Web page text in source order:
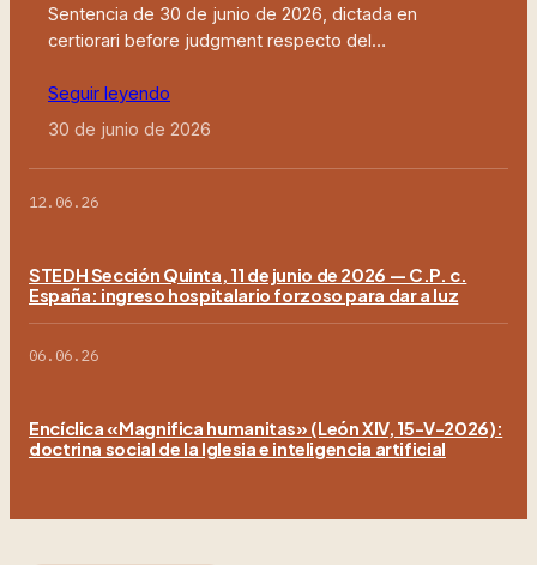
Sentencia de 30 de junio de 2026, dictada en
certiorari before judgment respecto del…
Seguir leyendo
30 de junio de 2026
12.06.26
STEDH Sección Quinta, 11 de junio de 2026 — C.P. c.
España: ingreso hospitalario forzoso para dar a luz
06.06.26
Encíclica «Magnifica humanitas» (León XIV, 15-V-2026):
doctrina social de la Iglesia e inteligencia artificial